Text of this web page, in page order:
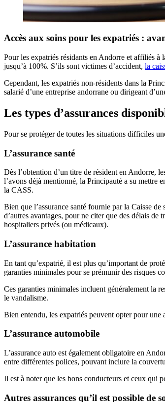
Accès aux soins pour les expatriés :
Pour les expatriés résidants en Andorre et affiliés à
jusqu’à 100%. S’ils sont victimes d’accident, la
Cependant, les expatriés non-résidents dans la
salarié d’une entreprise andorrane ou dirigeant
Les types d’assurances
Pour se protéger de toutes les situations difficiles
L’assurance santé
Dès l’obtention d’un titre de résident en Andorre,
l’avons déjà mentionné, la Principauté a su mettre
la CASS.
Bien que l’assurance santé fournie par la Caisse
d’autres avantages, pour ne citer que des délais
hospitaliers privés (ou médicaux).
L’assurance habitation
En tant qu’expatrié, il est plus qu’important de
garanties minimales pour se prémunir des risques
Ces garanties minimales incluent généralement la
le vandalisme.
Bien entendu, les expatriés peuvent opter pour
L’assurance automobile
L’assurance auto est également obligatoire en
entre différentes polices, pouvant inclure la
Il est à noter que les bons conducteurs et ceux qui
Autres assurances qu’il est possible de